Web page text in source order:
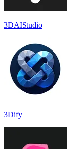
3DAIStudio
3Dify